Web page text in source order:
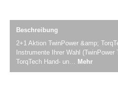
Beschreibung
2+1 Aktion TwinPower &amp;
Instrumente Ihrer Wahl (TwinPower
TorqTech Hand- un… Mehr